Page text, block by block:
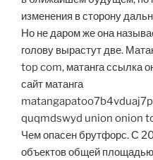
изменения в сторону
Но не даром же она
голову вырастут две.
top com, матанга ссылка
сайт матанга
quqmdswyd union onion
Чем опасен брутфорс. С
объектов общей